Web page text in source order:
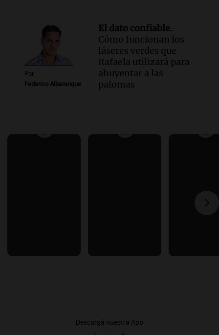
Por
Federico Albarenque
El dato confiable.
Cómo funcionan los
láseres verdes que
Rafaela utilizará para
ahuyentar a las
palomas
Descargá nuestra App